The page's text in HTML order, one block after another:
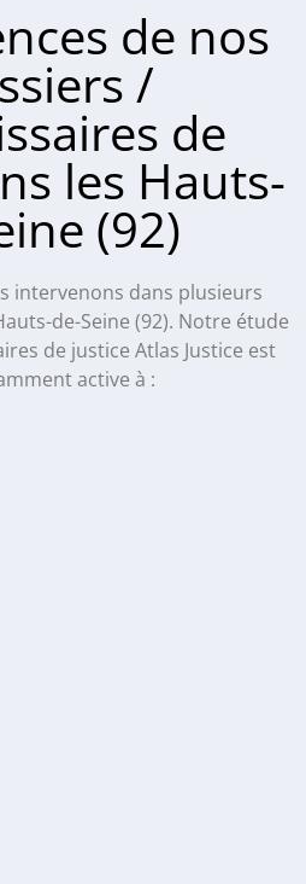
de nos
/
de
les Hauts-
(92)
intervenons dans plusieurs
de-Seine (92). Notre étude
de justice Atlas Justice est
active à :